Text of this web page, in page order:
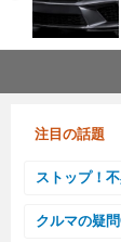
注目の話題
ストップ！
クルマの疑